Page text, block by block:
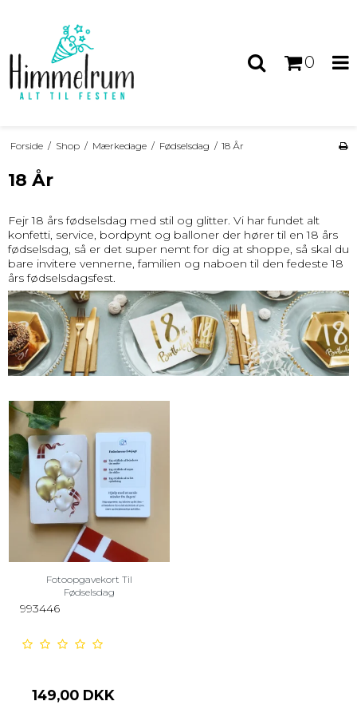
0
Forside / Shop / Mærkedage / Fødselsdag / 18 År
18 År
Fejr 18 års fødselsdag med stil og glitter. Vi har fundet alt
konfetti, service, bordpynt og balloner der hører til en 18 års
fødselsdag, så er det super nemt for dig at shoppe, så skal du
bare invitere vennerne, familien og naboen til den fedeste 18
års fødselsdagsfest.
Fotoopgavekort Til
Fødselsdag
993446
149,00 DKK